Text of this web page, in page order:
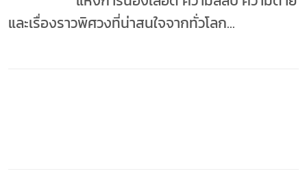
และเรื่องราวพิศวงที่น่าสนใจจากทั่วโลก...